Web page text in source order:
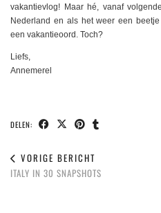
vakantievlog! Maar hé, vanaf
Nederland en als het weer een
een vakantieoord. Toch?
Liefs,
Annemerel
DELEN:
VORIGE BERICHT
ITALY IN 30 SNAPSHOTS